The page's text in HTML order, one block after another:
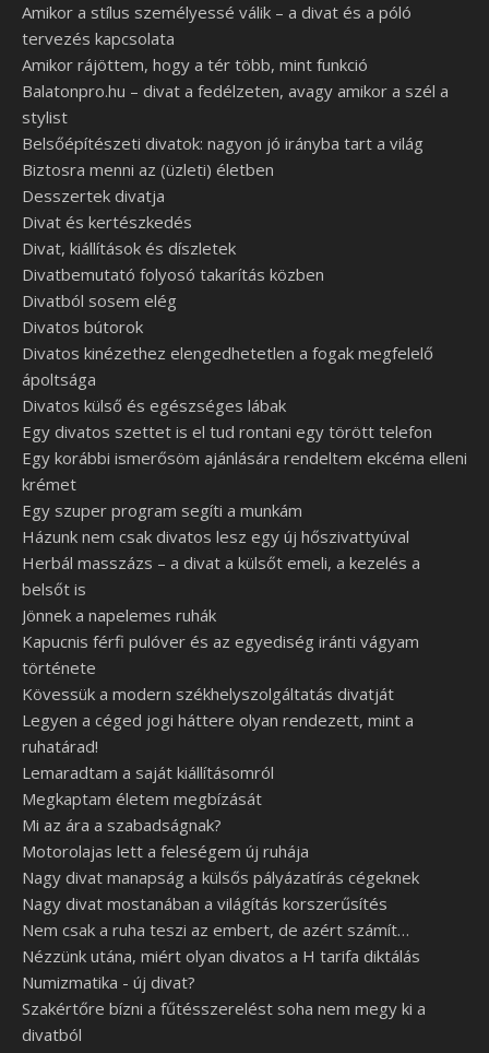
Amikor a stílus személyessé válik – a divat és a póló
tervezés kapcsolata
Amikor rájöttem, hogy a tér több, mint funkció
Balatonpro.hu – divat a fedélzeten, avagy amikor a szél a
stylist
Belsőépítészeti divatok: nagyon jó irányba tart a világ
Biztosra menni az (üzleti) életben
Desszertek divatja
Divat és kertészkedés
Divat, kiállítások és díszletek
Divatbemutató folyosó takarítás közben
Divatból sosem elég
Divatos bútorok
Divatos kinézethez elengedhetetlen a fogak megfelelő
ápoltsága
Divatos külső és egészséges lábak
Egy divatos szettet is el tud rontani egy törött telefon
Egy korábbi ismerősöm ajánlására rendeltem ekcéma elleni
krémet
Egy szuper program segíti a munkám
Házunk nem csak divatos lesz egy új hőszivattyúval
Herbál masszázs – a divat a külsőt emeli, a kezelés a
belsőt is
Jönnek a napelemes ruhák
Kapucnis férfi pulóver és az egyediség iránti vágyam
története
Kövessük a modern székhelyszolgáltatás divatját
Legyen a céged jogi háttere olyan rendezett, mint a
ruhatárad!
Lemaradtam a saját kiállításomról
Megkaptam életem megbízását
Mi az ára a szabadságnak?
Motorolajas lett a feleségem új ruhája
Nagy divat manapság a külsős pályázatírás cégeknek
Nagy divat mostanában a világítás korszerűsítés
Nem csak a ruha teszi az embert, de azért számít…
Nézzünk utána, miért olyan divatos a H tarifa diktálás
Numizmatika - új divat?
Szakértőre bízni a fűtésszerelést soha nem megy ki a
divatból